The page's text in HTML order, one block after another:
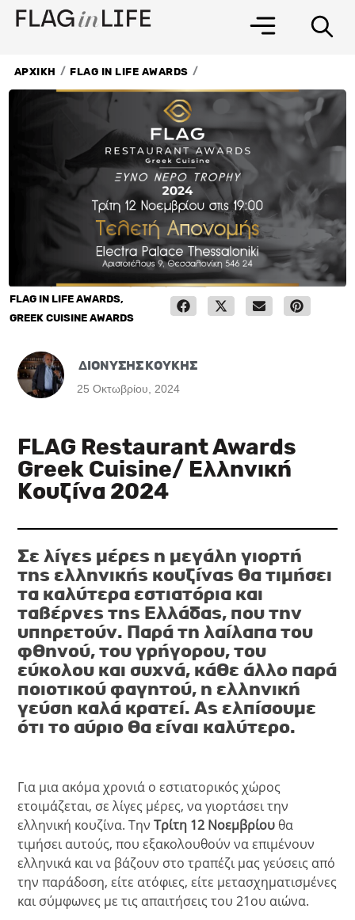
Μετάβαση
στο
ΑΡΧΙΚΗ / FLAG IN LIFE AWARDS /
FLAG IN LIFE AWARDS,
GREEK CUISINE AWARDS
ΔΙΟΝΥΣΗΣ ΚΟΥΚΗΣ
25 Οκτωβρίου, 2024
FLAG Restaurant Awards
Greek Cuisine/ Ελληνική
Κουζίνα 2024
Σε λίγες μέρες η μεγάλη γιορτή
της ελληνικής κουζίνας θα τιμήσει
τα καλύτερα εστιατόρια και
ταβέρνες της Ελλάδας, που την
υπηρετούν. Παρά τη λαίλαπα του
φθηνού, του γρήγορου, του
εύκολου και συχνά, κάθε άλλο παρά
ποιοτικού φαγητού, η ελληνική
γεύση καλά κρατεί. Ας ελπίσουμε
ότι το αύριο θα είναι καλύτερο.
Για μια ακόμα χρονιά ο εστιατορικός χώρος
ετοιμάζεται, σε λίγες μέρες, να γιορτάσει την
ελληνική κουζίνα. ΤηνΤρίτη 12 Νοεμβρίου θα
τιμήσει αυτούς, που εξακολουθούν να επιμένουν
ελληνικά και να βάζουν στο τραπέζι μας γεύσεις από
την παράδοση, είτε ατόφιες, είτε μετασχηματισμένες
και σύμφωνες με τις απαιτήσεις του 21ου αιώνα.